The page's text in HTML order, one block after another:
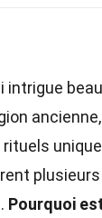
Pourquoi